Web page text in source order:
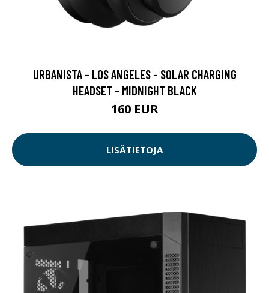
URBANISTA - LOS ANGELES - SOLAR CHARGING
HEADSET - MIDNIGHT BLACK
160 EUR
LISÄTIETOJA